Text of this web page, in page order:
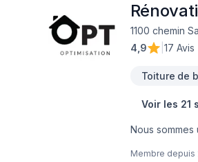
1100 chemin
4,9
17 Avis
Toiture de
Voir les 21
Nous
Membre depuis